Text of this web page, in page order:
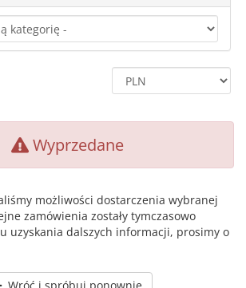
Wyprzedane
możliwości dostarczenia wybranej
zamówienia zostały tymczasowo
uzyskania dalszych informacji, prosimy o